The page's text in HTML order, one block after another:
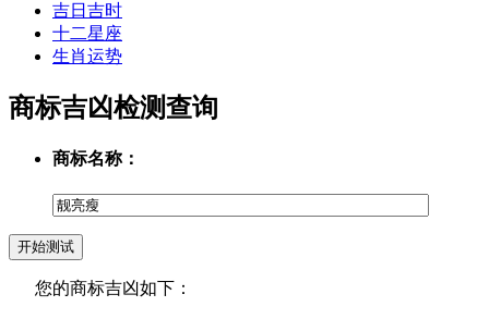
吉日吉时
十二星座
生肖运势
商标吉凶检测查询
商标名称：
您的商标吉凶如下：